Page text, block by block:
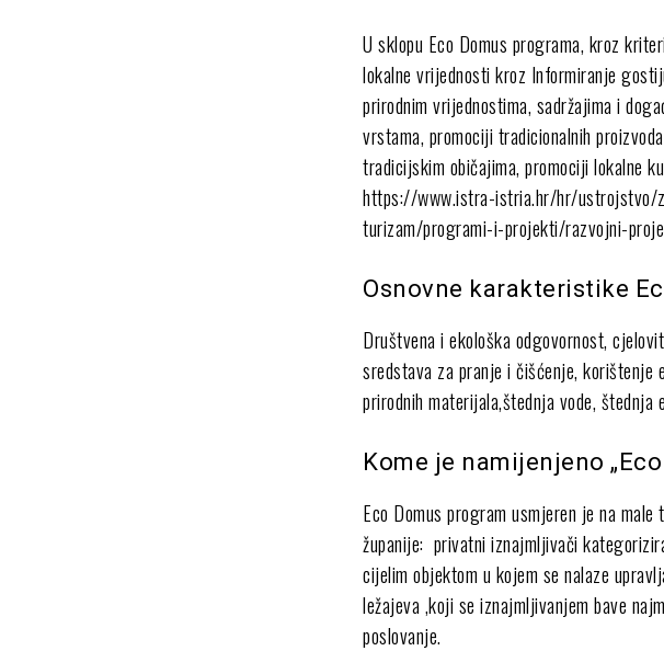
U sklopu Eco Domus programa, kroz
lokalne vrijednosti kroz Informiranje
prirodnim vrijednostima, sadržajima i
vrstama, promociji tradicionalnih
tradicijskim običajima, promociji lokalne
https://www.istra-istria.hr/hr/ustrojstvo/
turizam/programi-i-projekti/razvojni-
Osnovne karakteristike
Društvena i ekološka odgovornost,
sredstava za pranje i čišćenje,
prirodnih materijala,štednja vode,
Kome je namijenjeno
Eco Domus program usmjeren je na
županije: privatni iznajmljivači
cijelim objektom u kojem se nalaze
ležajeva ,koji se iznajmljivanjem bave
poslovanje.